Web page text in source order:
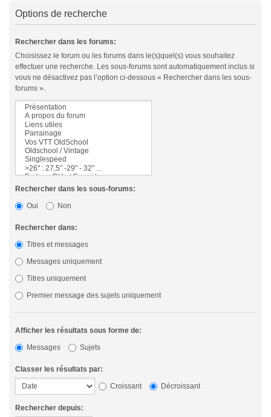
Options de recherche
Rechercher dans les forums:
Choisissez le forum ou les forums dans le(s)quel(s) vous souhaitez
effectuer une recherche. Les sous-forums sont automatiquement inclus si
vous ne désactivez pas l’option ci-dessous « Rechercher dans les sous-
forums ».
Rechercher dans les sous-forums:
Oui
Non
Rechercher dans:
Titres et messages
Messages uniquement
Titres uniquement
Premier message des sujets uniquement
Afficher les résultats sous forme de:
Messages
Sujets
Classer les résultats par:
Croissant
Décroissant
Rechercher depuis: